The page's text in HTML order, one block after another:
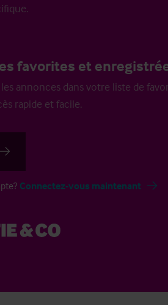
favorites et
annonces dans votre liste de
rapide et facile.
Connectez-vous maintenant